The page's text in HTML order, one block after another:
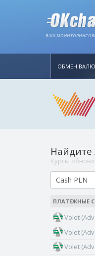
ВАШ МОНИТОРИНГ
ОБМЕН
Найдите
Курсы
ПЛАТЕЖНЫЕ
Volet
Volet
Volet